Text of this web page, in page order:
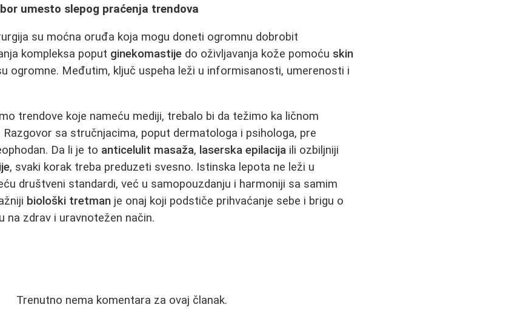
umesto slepog praćenja trendova
su moćna oruđa koja mogu doneti ogromnu dobrobit
kompleksa poput ginekomastije do oživljavanja kože pomoću skin
ogromne. Međutim, ključ uspeha leži u informisanosti, umerenosti i
trendove koje nameću mediji, trebalo bi da težimo ka ličnom
sa stručnjacima, poput dermatologa i psihologa, pre
Da li je to anticelulit masaža, laserska epilacija ili ozbiljniji
, svaki korak treba preduzeti svesno. Istinska lepota ne leži u
društveni standardi, već u samopouzdanju i harmoniji sa samim
biološki tretman je onaj koji podstiče prihvaćanje sebe i brigu o
na zdrav i uravnotežen način.
Trenutno nema komentara za ovaj članak.